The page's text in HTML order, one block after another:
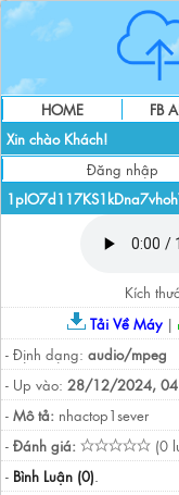
HOME FB
Xin chào Khách!
Đăng nhập
Kích
Tải Về Máy|
- Định dạng: audio/mpeg
- Up vào: 28/12/2024,
- Mô tả: nhactop1sever
- Đánh giá:
(0
- Bình Luận (0).